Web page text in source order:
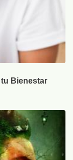
Bienestar